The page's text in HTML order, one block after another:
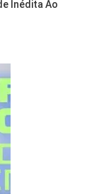
Inédita Ao